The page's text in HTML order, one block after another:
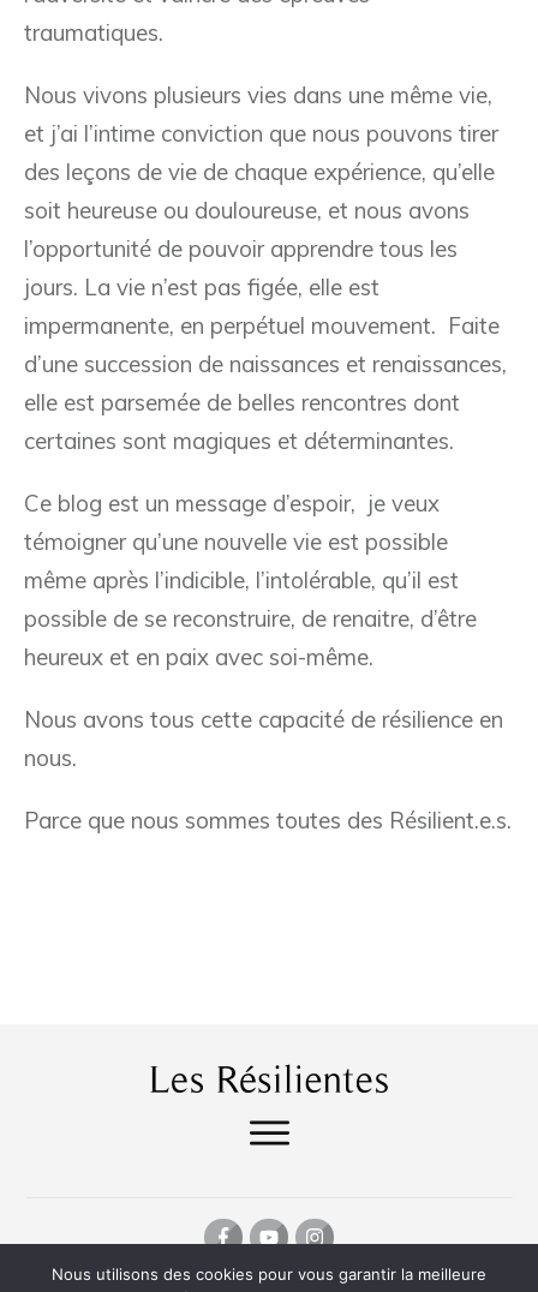
traumatiques.
Nous vivons plusieurs vies dans une même vie,
et j’ai l’intime conviction que nous pouvons tirer
des leçons de vie de chaque expérience, qu’elle
soit heureuse ou douloureuse, et nous avons
l’opportunité de pouvoir apprendre tous les
jours. La vie n’est pas figée, elle est
impermanente, en perpétuel mouvement. Faite
d’une succession de naissances et renaissances,
elle est parsemée de belles rencontres dont
certaines sont magiques et déterminantes.
Ce blog est un message d’espoir, je veux
témoigner qu’une nouvelle vie est possible
même après l’indicible, l’intolérable, qu’il est
possible de se reconstruire, de renaitre, d’être
heureux et en paix avec soi-même.
Nous avons tous cette capacité de résilience en
nous.
Parce que nous sommes toutes des Résilient.e.s.
Nous utilisons des cookies pour vous garantir la meilleure